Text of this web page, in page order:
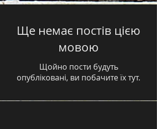
Ще немає постів цією
мовою
Щойно пости будуть
опубліковані, ви побачите їх тут.